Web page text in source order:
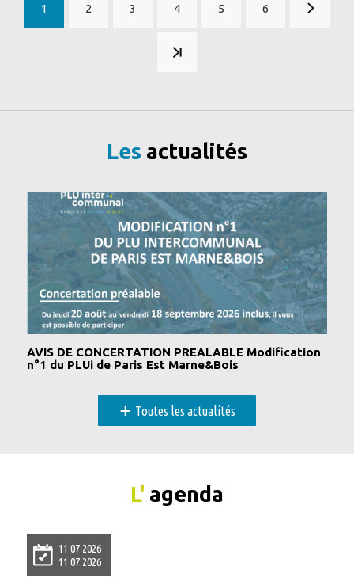
Page
courante
1 Page
2 Page
3 Page
4 Page
5 Page
6
Les actualités
AVIS DE CONCERTATION PREALABLE Modification
n°1 du PLUi de Paris Est Marne&Bois
+ Toutes les actualités
L' agenda
11 07 2026
11 07 2026